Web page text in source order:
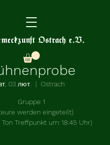
Ostrach e.V.
03 лют.
  |
Ostrach
Gruppe 1
werden eingeteilt)
Treffpunkt um 18:45 Uhr)